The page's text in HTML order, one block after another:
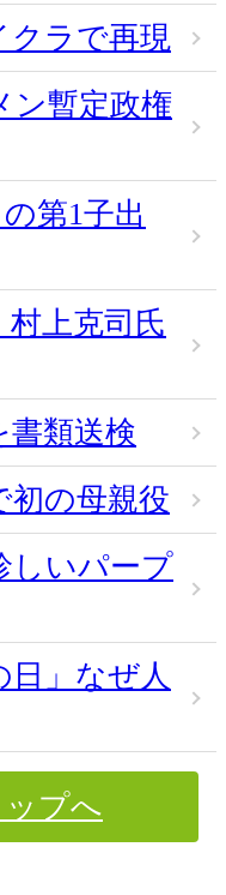
クラで再現
ン暫定政権
第1子出
上克司氏
書類送検
初の母親役
しいパープ
」なぜ人
プへ